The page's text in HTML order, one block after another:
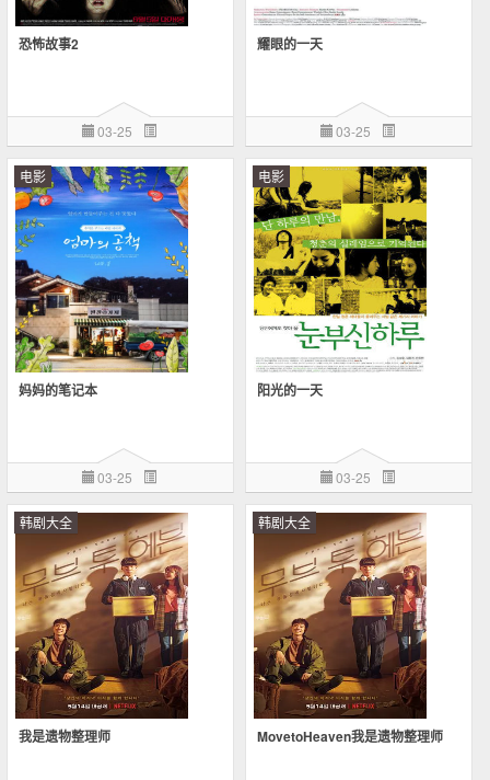
恐怖故事2
03-25
耀眼的一天
03-25
电影
妈妈的笔记本
03-25
电影
阳光的一天
03-25
韩剧大全
我是遗物整理师
韩剧大全
MovetoHeaven我是遗物整理师